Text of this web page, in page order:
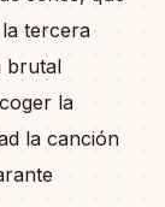
tercera
brutal
la
la canción